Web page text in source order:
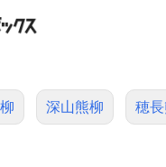
深山熊柳 穂